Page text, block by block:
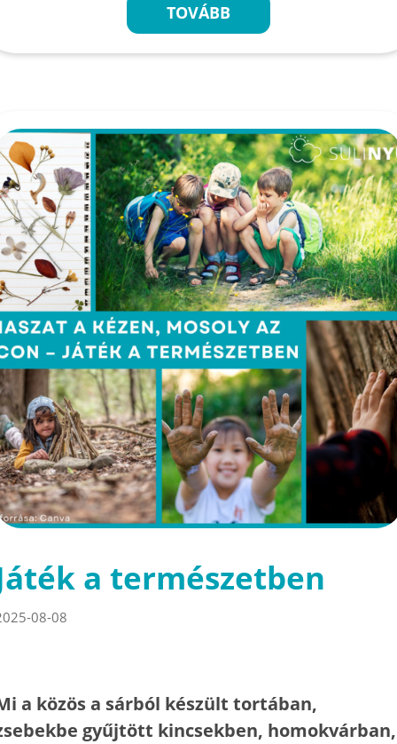
TOVÁBB
a természetben
08-08
a közös a sárból készült tortában,
gyűjtött kincsekben, homokvárban,